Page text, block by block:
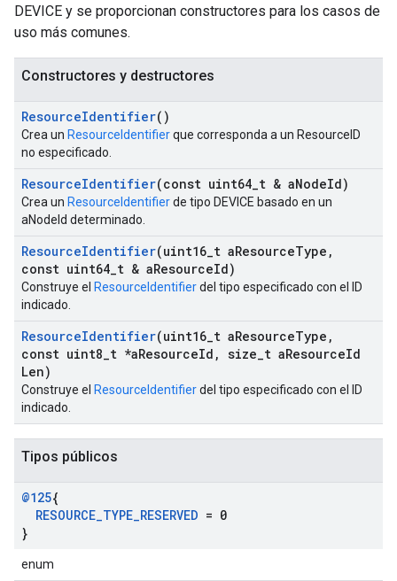
DEVICE y se proporcionan constructores para los casos de
uso más comunes.
Constructores y destructores
ResourceIdentifier()
Crea un ResourceIdentifierque corresponda a un ResourceID
no especificado.
ResourceIdentifier(const uint64 t & aNodeId)
Crea un ResourceIdentifierde tipo DEVICE basado en un
aNodeId determinado.
ResourceIdentifier(uint16 t aResourceType ,
const uint64 t & aResourceId)
Construye el ResourceIdentifierdel tipo especificado con el ID
indicado.
ResourceIdentifier(uint16 t aResourceType ,
const uint8 t *aResourceId , size t aResourceId
Len)
Construye el ResourceIdentifierdel tipo especificado con el ID
indicado.
Tipos públicos
@125{
RESOURCE_TYPE_RESERVED = 0
}
enum